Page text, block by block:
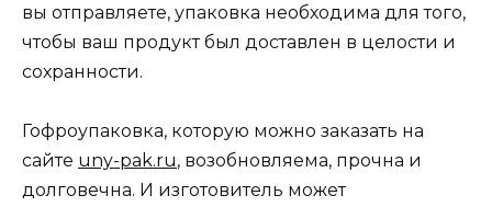
вы отправляете, упаковка необходима для того,
чтобы ваш продукт был доставлен в целости и
сохранности.
Гофроупаковка, которую можно заказать на
сайте uny-pak.ru, возобновляема, прочна и
долговечна. И изготовитель может